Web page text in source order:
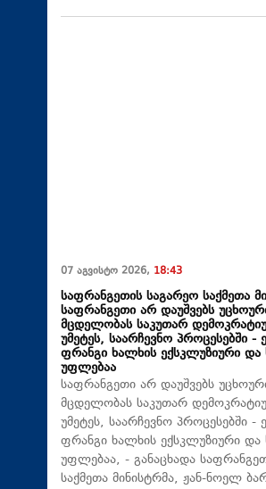
07 აგვისტო 2026, 18:43
საფრანგეთის საგარეო საქმეთა
საფრანგეთი არ დაუშვებს
მცდელობას საკუთარ
უმეტეს, საარჩევნო პროცესებში -
ფრანგი ხალხის ექსკლუზიური და
უფლებაა
საფრანგეთი არ დაუშვებს
მცდელობას საკუთარ
უმეტეს, საარჩევნო პროცესებში -
ფრანგი ხალხის ექსკლუზიური და
უფლებაა, - განაცხადა
საქმეთა მინისტრმა, ჟან-ნოელ